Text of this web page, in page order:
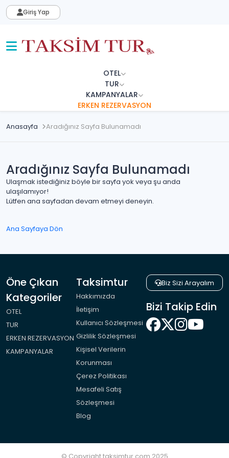
Giriş Yap
OTEL
TUR
KAMPANYALAR
ERKEN REZERVASYON
Anasayfa Aradığınız Sayfa Bulunamadı
Aradığınız Sayfa Bulunamadı
Ulaşmak istediğiniz böyle bir sayfa yok veya şu anda
ulaşılamıyor!
Lütfen ana sayfadan devam etmeyi deneyin.
Ana Sayfaya Dön
Öne Çıkan
Kategoriler
OTEL
TUR
ERKEN REZERVASYON
KAMPANYALAR
Taksimtur
Hakkımızda
İletişim
Kullanıcı Sözleşmesi
Gizlilik Sözleşmesi
Kişisel Verilerin
Korunması
Çerez Politikası
Mesafeli Satış
Sözleşmesi
Blog
Biz Sizi Arayalım
Bizi Takip Edin